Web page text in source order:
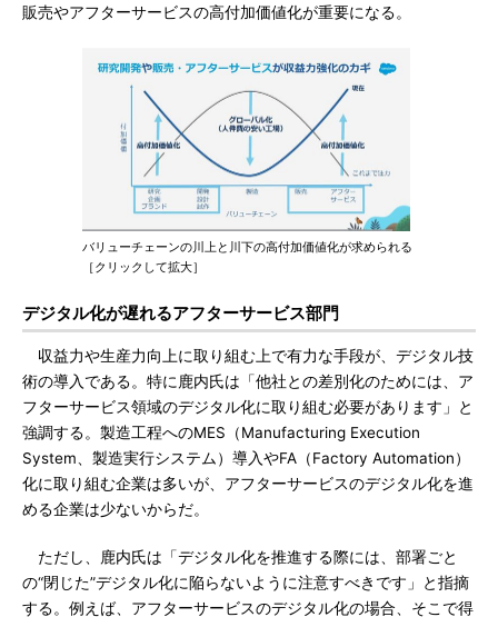
販売やアフターサービスの高付加価値化が重要になる。
バリューチェーンの川上と川下の高付加価値化が求められる
［クリックして拡大］
デジタル化が遅れるアフターサービス部門
収益力や生産力向上に取り組む上で有力な手段が、デジタル技
術の導入である。特に鹿内氏は「他社との差別化のためには、ア
フターサービス領域のデジタル化に取り組む必要があります」と
強調する。製造工程へのMES（Manufacturing Execution
System、製造実行システム）導入やFA（Factory Automation）
化に取り組む企業は多いが、アフターサービスのデジタル化を進
める企業は少ないからだ。
ただし、鹿内氏は「デジタル化を推進する際には、部署ごと
の“閉じた”デジタル化に陥らないように注意すべきです」と指摘
する。例えば、アフターサービスのデジタル化の場合、そこで得